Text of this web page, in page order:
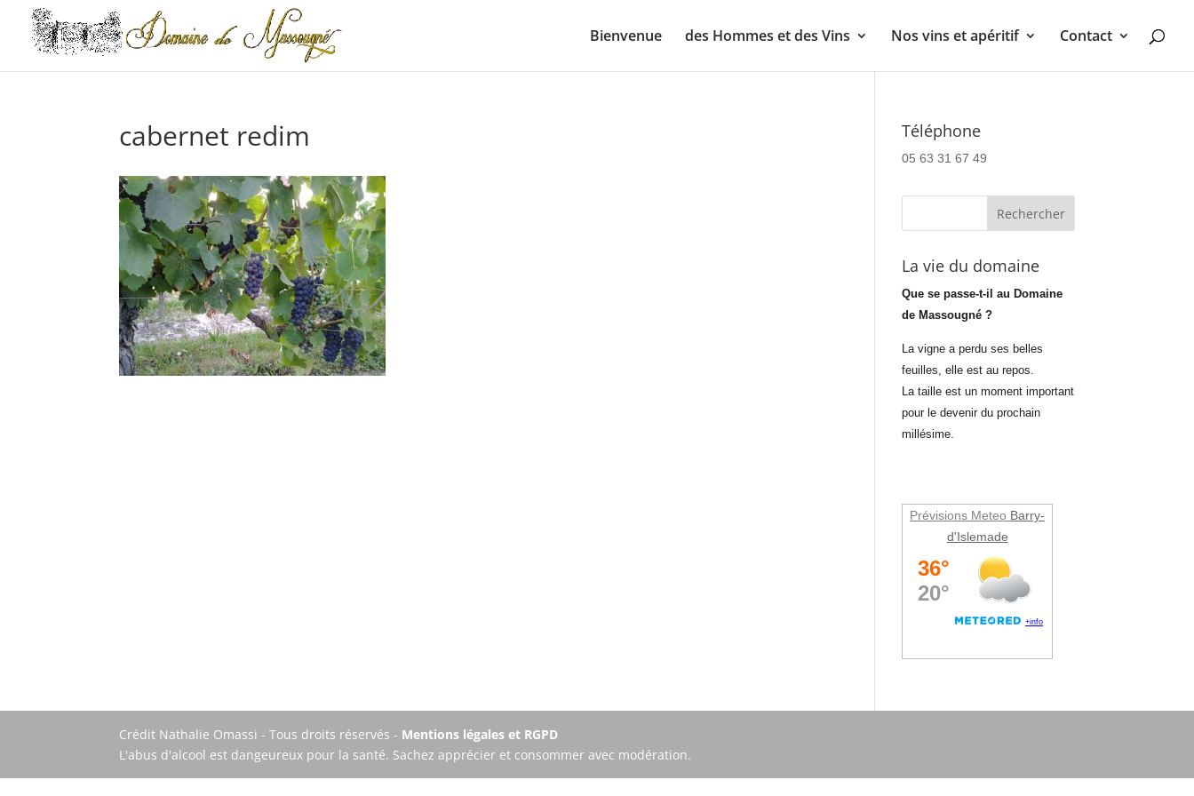
Bienvenue des Hommes et des Vins Nos vins et apéritif Contact
cabernet redim Téléphone
05 63 31 67 49
La vie du domaine
Que se passe-t-il au Domaine
de Massougné ?
La vigne a perdu ses belles
feuilles, elle est au repos.
La taille est un moment important
pour le devenir du prochain
millésime.
Prévisions Meteo Barry-
d'Islemade
Crédit Nathalie Omassi - Tous droits réservés - Mentions légales et RGPD
L'abus d'alcool est dangeureux pour la santé. Sachez apprécier et consommer avec modération.